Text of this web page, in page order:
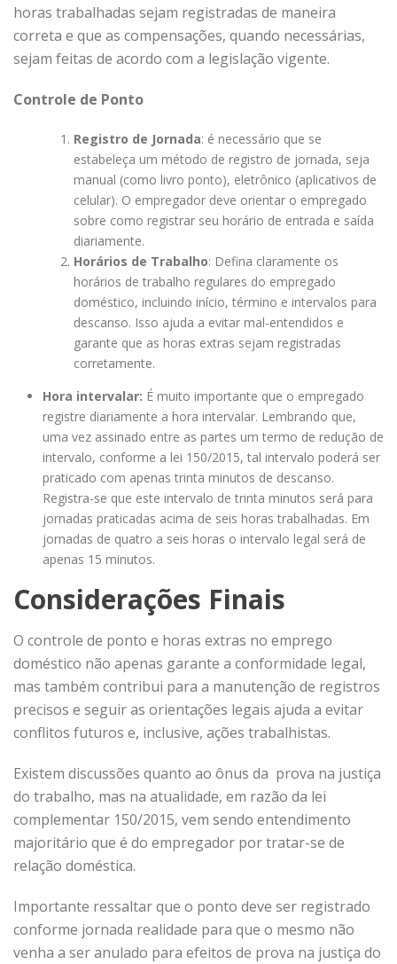
horas trabalhadas sejam registradas de maneira
correta e que as compensações, quando necessárias,
sejam feitas de acordo com a legislação vigente.
Controle de Ponto
Registro de Jornada: é necessário que se
estabeleça um método de registro de jornada, seja
manual (como livro ponto), eletrônico (aplicativos de
celular). O empregador deve orientar o empregado
sobre como registrar seu horário de entrada e saída
diariamente.
Horários de Trabalho: Defina claramente os
horários de trabalho regulares do empregado
doméstico, incluindo início, término e intervalos para
descanso. Isso ajuda a evitar mal-entendidos e
garante que as horas extras sejam registradas
corretamente.
Hora intervalar: É muito importante que o empregado
registre diariamente a hora intervalar. Lembrando que,
uma vez assinado entre as partes um termo de redução de
intervalo, conforme a lei 150/2015, tal intervalo poderá ser
praticado com apenas trinta minutos de descanso.
Registra-se que este intervalo de trinta minutos será para
jornadas praticadas acima de seis horas trabalhadas. Em
jornadas de quatro a seis horas o intervalo legal será de
apenas 15 minutos.
Considerações Finais
O controle de ponto e horas extras no emprego
doméstico não apenas garante a conformidade legal,
mas também contribui para a manutenção de registros
precisos e seguir as orientações legais ajuda a evitar
conflitos futuros e, inclusive, ações trabalhistas.
Existem discussões quanto ao ônus da prova na justiça
do trabalho, mas na atualidade, em razão da lei
complementar 150/2015, vem sendo entendimento
majoritário que é do empregador por tratar-se de
relação doméstica.
Importante ressaltar que o ponto deve ser registrado
conforme jornada realidade para que o mesmo não
venha a ser anulado para efeitos de prova na justiça do